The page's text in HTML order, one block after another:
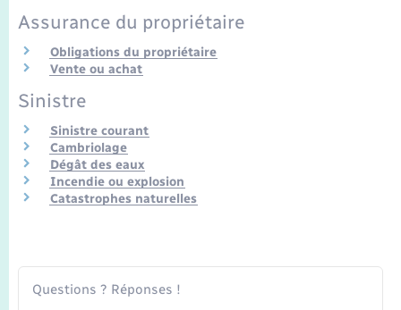
Seniors
Transports
Voirie et espace public
Assurance du propriétaire
Obligations du propriétaire
Vente ou achat
Sinistre
Sinistre courant
Cambriolage
Dégât des eaux
Incendie ou explosion
Catastrophes naturelles
Questions ? Réponses !